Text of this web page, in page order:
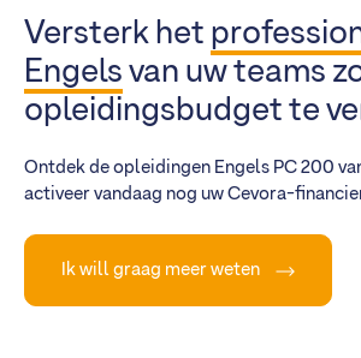
Versterk het
Engels van uw teams
opleidingsbudget te
Ontdek de opleidingen Engels PC 200
activeer vandaag nog uw Cevora-
Ik will graag meer weten